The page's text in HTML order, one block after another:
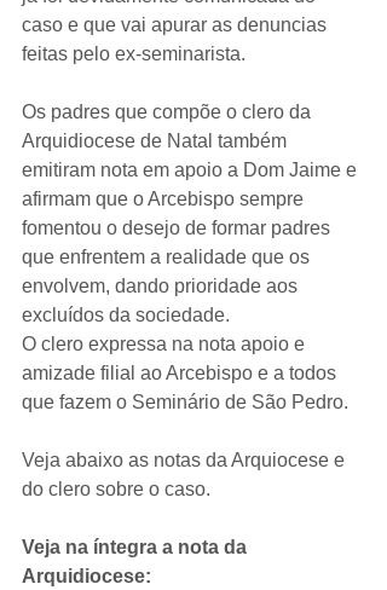
caso e que vai apurar as denuncias
feitas pelo ex-seminarista.
Os padres que compõe o clero da
Arquidiocese de Natal também
emitiram nota em apoio a Dom Jaime e
afirmam que o Arcebispo sempre
fomentou o desejo de formar padres
que enfrentem a realidade que os
envolvem, dando prioridade aos
excluídos da sociedade.
O clero expressa na nota apoio e
amizade filial ao Arcebispo e a todos
que fazem o Seminário de São Pedro.
Veja abaixo as notas da Arquiocese e
do clero sobre o caso.
Veja na íntegra a nota da
Arquidiocese: